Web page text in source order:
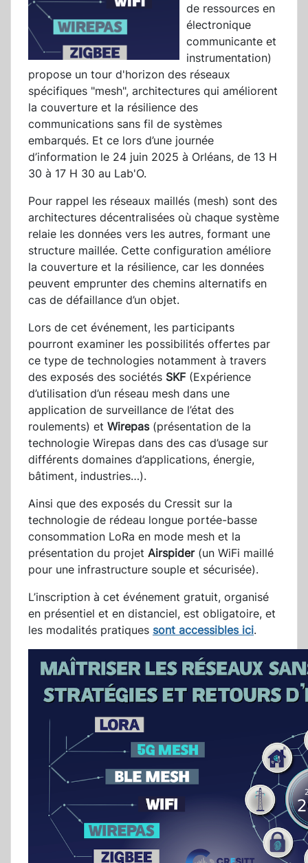
de ressources en
électronique
communicante et
instrumentation)
propose un tour d'horizon des réseaux
spécifiques "mesh", architectures qui améliorent
la couverture et la résilience des
communications sans fil de systèmes
embarqués. Et ce lors d’une journée
d’information le 24 juin 2025 à Orléans, de 13 H
30 à 17 H 30 au Lab'O.
Pour rappel les réseaux maillés (mesh) sont des
architectures décentralisées où chaque système
relaie les données vers les autres, formant une
structure maillée. Cette configuration améliore
la couverture et la résilience, car les données
peuvent emprunter des chemins alternatifs en
cas de défaillance d’un objet.
Lors de cet événement, les participants
pourront examiner les possibilités offertes par
ce type de technologies notamment à travers
des exposés des sociétés SKF (Expérience
d’utilisation d’un réseau mesh dans une
application de surveillance de l’état des
roulements) et Wirepas(présentation de la
technologie Wirepas dans des cas d’usage sur
différents domaines d’applications, énergie,
bâtiment, industries…).
Ainsi que des exposés du Cressit sur la
technologie de rédeau longue portée-basse
consommation LoRa en mode mesh et la
présentation du projet Airspider(un WiFi maillé
pour une infrastructure souple et sécurisée).
L’inscription à cet événement gratuit, organisé
en présentiel et en distanciel, est obligatoire, et
les modalités pratiques sont accessibles ici.